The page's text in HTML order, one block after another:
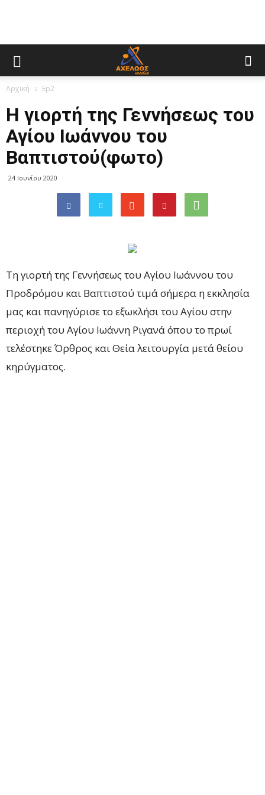
Αρχική Ep2
Η γιορτή της Γεννήσεως του
Αγίου Ιωάννου του
Βαπτιστού(φωτο)
24 Ιουνίου 2020
Τη γιορτή της Γεννήσεως του Αγίου Ιωάννου του
Προδρόμου και Βαπτιστού τιμά σήμερα η εκκλησία
μας και πανηγύρισε το εξωκλήσι του Αγίου στην
περιοχή του Αγίου Ιωάννη Ριγανά όπου το πρωί
τελέστηκε Όρθρος και Θεία λειτουργία μετά θείου
κηρύγματος.